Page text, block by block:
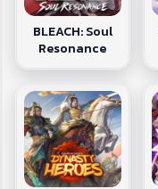
BLEACH: Soul
Resonance